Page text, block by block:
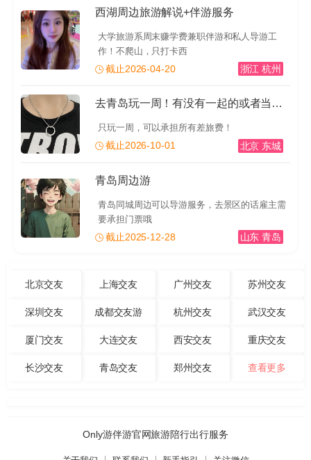
西湖周边旅游解说+伴游服务
大学旅游系周末赚学费兼职伴游和私人导游工
作！不爬山，只打卡西
截止2026-04-20 浙江 杭州
去青岛玩一周！有没有一起的或者当地的导游推荐一下！有
只玩一周，可以承担所有差旅费！
截止2026-10-01 北京 东城
青岛周边游
青岛同城周边可以导游服务，去景区的话雇主需
要承担门票哦
截止2025-12-28 山东 青岛
北京交友 上海交友 广州交友 苏州交友
深圳交友 成都交友游 杭州交友 武汉交友
厦门交友 大连交友 西安交友 重庆交友
长沙交友 青岛交友 郑州交友 查看更多
Only游伴游官网旅游陪行出行服务